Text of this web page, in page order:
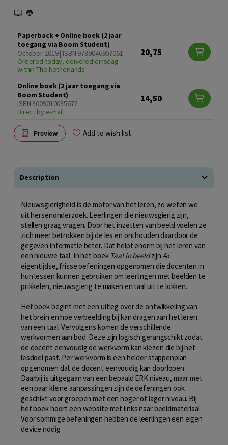
Paperback + Online boek (2 jaar
toegang via Boom Student)
October 2019 | ISBN 9789046907061
Ordered today, deivered dinsdag
within The Netherlands
20,75
Online boek (2 jaar toegang via
Boom Student)
ISBN 3009010035672
Direct by e-mail
14,50
Preview Add to wish list
Description
Nieuwsgierigheid is de motor van het leren, zo weten we
uit hersenonderzoek. Leerlingen die nieuwsgierig zijn,
stellen graag vragen. Door het inzetten van beeld voelen ze
zich meer betrokken bij de les en onthouden daardoor de
gegeven informatie beter. Dat helpt enorm bij het leren van
een nieuwe taal. In het boek Taal in beeldzijn 45
eigentijdse, frisse oefeningen opgenomen die docenten in
hun lessen kunnen gebruiken om leerlingen met beelden te
prikkelen, nieuwsgierig te maken en taal uit te lokken.
Het boek begint met een uitleg over de ontwikkeling van
het brein en hoe verbeelding bij kan dragen aan het leren
van een taal. Vervolgens komen de verschillende
werkvormen aan bod. Deze zijn logisch gerangschikt zodat
de docent eenvoudig de werkvorm kan kiezen die bij het
lesdoel past. Per werkvorm is een helder stappenplan
opgenomen dat de docent eenvoudig kan doorlopen.
Daarbij is uitgegaan van een bepaald ERK niveau, maar met
een paar kleine aanpassingen zijn de oefeningen ook
geschikt voor groepen met een hoger of lager niveau. Bij
het boek hoort een website met links naar beeldmateriaal.
Voor sommige oefeningen hebben de leerlingen een eigen
device nodig.